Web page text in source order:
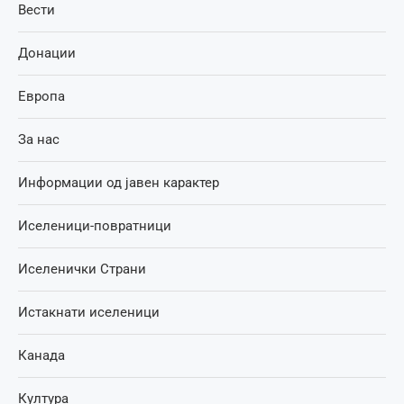
Вести
Донации
Европа
За нас
Информации од јавен карактер
Иселеници-повратници
Иселенички Страни
Истакнати иселеници
Канада
Култура